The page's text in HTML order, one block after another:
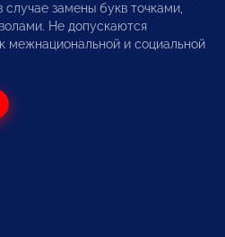
замены букв точками,
Не допускаются
межнациональной и социальной